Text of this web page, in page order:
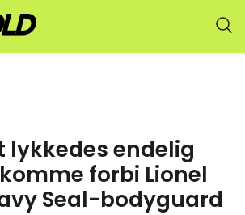
lykkedes endelig
forbi Lionel
Seal-bodyguard